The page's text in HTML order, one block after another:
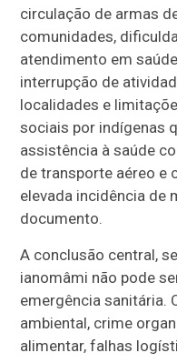
circulação de armas
comunidades,
atendimento em
interrupção de
localidades e
sociais por indígenas
assistência à saúde
de transporte aéreo e
elevada incidência de
documento.
A conclusão central,
ianomâmi não pode
emergência sanitária.
ambiental, crime
alimentar, falhas